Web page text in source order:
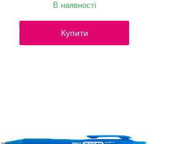
В наявності
Купити